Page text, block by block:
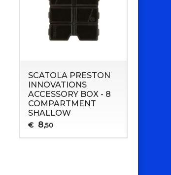
SCATOLA PRESTON
INNOVATIONS
ACCESSORY BOX - 8
COMPARTMENT
SHALLOW
€ 8,50